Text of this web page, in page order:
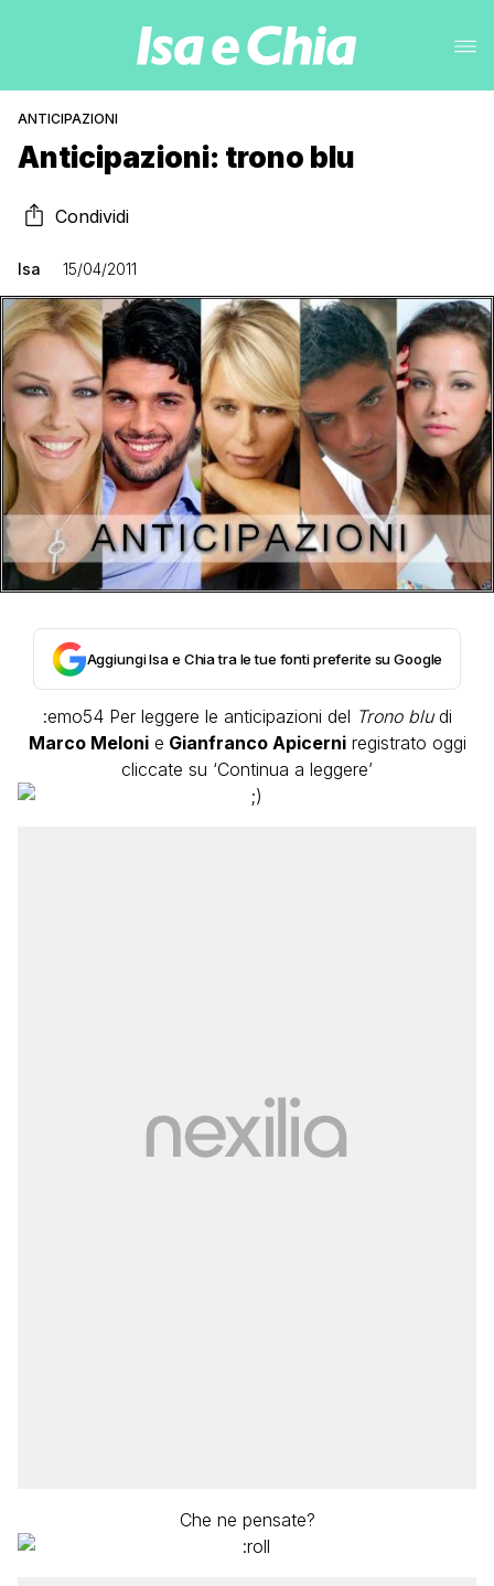
ANTICIPAZIONI
Anticipazioni: trono blu
Condividi
Isa 15/04/2011
Aggiungi Isa e Chia tra le tue fonti preferite su Google
:emo54 Per leggere le anticipazioni del Trono bludi
Marco Melonie Gianfranco Apicerniregistrato oggi
cliccate su ‘Continua a leggere’
Che ne pensate?